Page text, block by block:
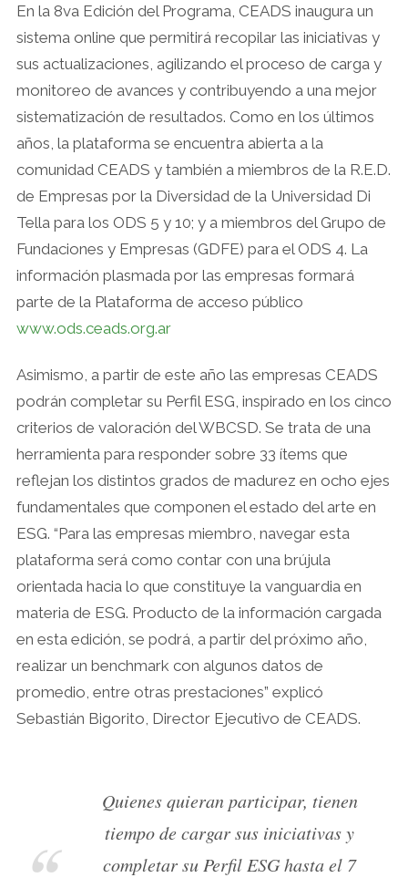
En la 8va Edición del Programa, CEADS inaugura un
sistema online que permitirá recopilar las iniciativas y
sus actualizaciones, agilizando el proceso de carga y
monitoreo de avances y contribuyendo a una mejor
sistematización de resultados. Como en los últimos
años, la plataforma se encuentra abierta a la
comunidad CEADS y también a miembros de la R.E.D.
de Empresas por la Diversidad de la Universidad Di
Tella para los ODS 5 y 10; y a miembros del Grupo de
Fundaciones y Empresas (GDFE) para el ODS 4. La
información plasmada por las empresas formará
parte de la Plataforma de acceso público
www.ods.ceads.org.ar
Asimismo, a partir de este año las empresas CEADS
podrán completar su Perfil ESG, inspirado en los cinco
criterios de valoración del WBCSD. Se trata de una
herramienta para responder sobre 33 ítems que
reflejan los distintos grados de madurez en ocho ejes
fundamentales que componen el estado del arte en
ESG. “Para las empresas miembro, navegar esta
plataforma será como contar con una brújula
orientada hacia lo que constituye la vanguardia en
materia de ESG. Producto de la información cargada
en esta edición, se podrá, a partir del próximo año,
realizar un benchmark con algunos datos de
promedio, entre otras prestaciones” explicó
Sebastián Bigorito, Director Ejecutivo de CEADS.
Quienes quieran participar, tienen
tiempo de cargar sus iniciativas y
completar su Perfil ESG hasta el 7